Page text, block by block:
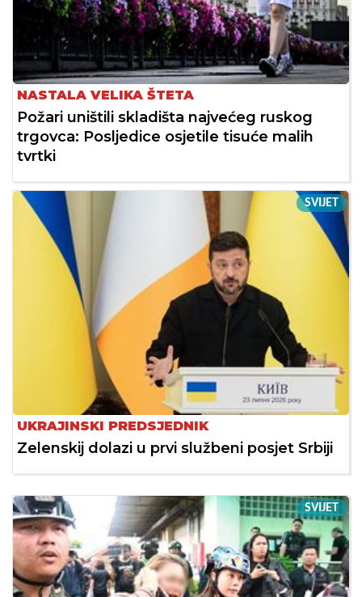
NASTALA VELIKA ŠTETA
Požari uništili skladišta najvećeg ruskog
trgovca: Posljedice osjetile tisuće malih
tvrtki
SVIJET
UKRAJINSKI PREDSJEDNIK
Zelenskij dolazi u prvi službeni posjet Srbiji
SVIJET